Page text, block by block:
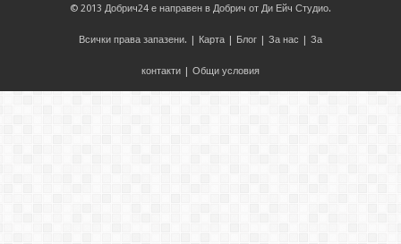
© 2013 Добрич24 е направен в Добрич от Ди Ейч Студио.
Всички права запазени. | Карта | Блог | За нас | За
контакти | Общи условия